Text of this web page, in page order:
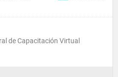
de Capacitación Virtual